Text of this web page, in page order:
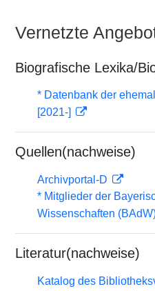
Vernetzte
Biografische Lexika/
* Datenbank der
[2021-]
Quellen(nachweise)
Archivportal-D
* Mitglieder der
Wissenschaften
Literatur(nachweise)
Katalog des